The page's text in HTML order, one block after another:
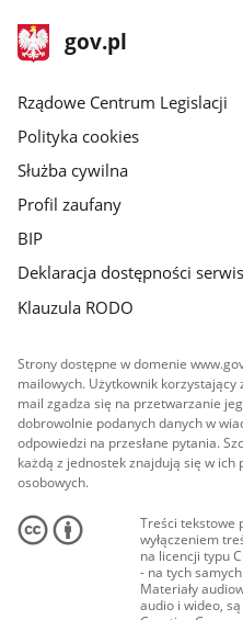
stopka
gov.plStrona
gov.pl
Rządowe Centrum Legislacji
Polityka cookies
Służba cywilna
Profil zaufany
BIP
Deklaracja dostępności
Klauzula RODO
Strony dostępne w domenie
mailowych. Użytkownik
mail zgadza się na przetwarzanie
dobrowolnie podanych danych w
odpowiedzi na przesłane pytania.
każdą z jednostek znajdują się w
osobowych.
Treści tekstowe
wyłączeniem
na licencji typu
- na tych
Materiały
audio i wideo,